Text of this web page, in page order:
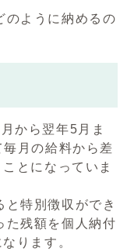
のように納めるの
から翌年5月ま
月の給料から差
とになっていま
特別徴収ができ
た残額を個人納付
ります。